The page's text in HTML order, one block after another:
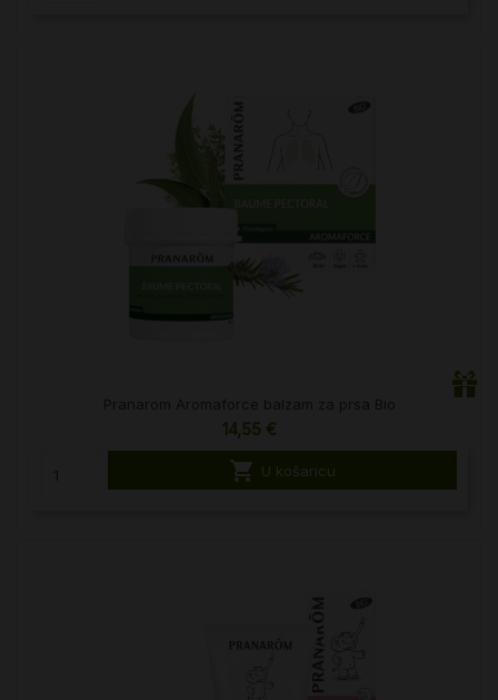
14,55 €
 U košaricu